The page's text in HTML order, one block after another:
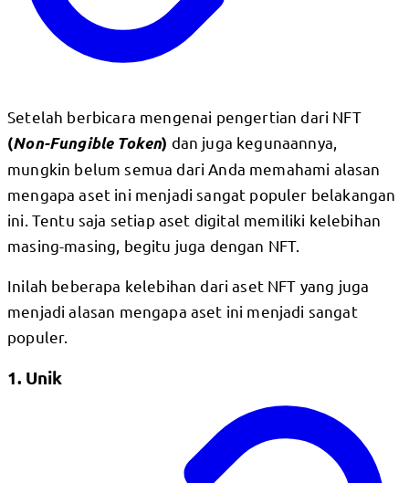
Setelah berbicara mengenai pengertian dari NFT
(Non-Fungible Token) dan juga kegunaannya,
mungkin belum semua dari Anda memahami alasan
mengapa aset ini menjadi sangat populer belakangan
ini. Tentu saja setiap aset digital memiliki kelebihan
masing-masing, begitu juga dengan NFT.
Inilah beberapa kelebihan dari aset NFT yang juga
menjadi alasan mengapa aset ini menjadi sangat
populer.
1. Unik